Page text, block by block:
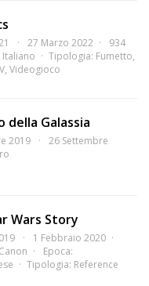
27 Marzo 2022
934
Italiano Tipologia: Fumetto,
, Videogioco
della Galassia
2019
26 Settembre
Wars Story
1 Febbraio 2020
Epoca:
Tipologia: Reference